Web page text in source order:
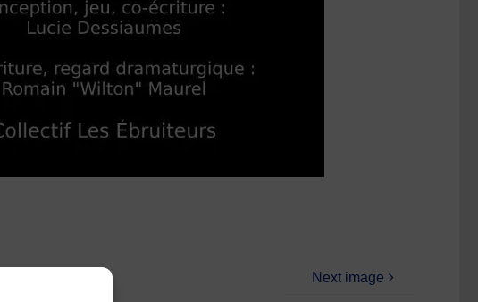
Next image